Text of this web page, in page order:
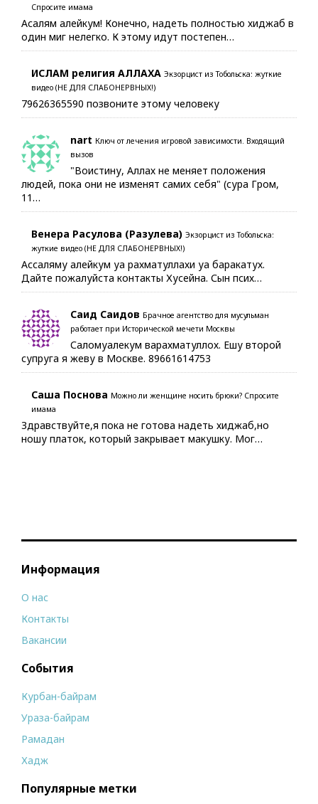
Спросите имама
Асалям алейкум! Конечно, надеть полностью хиджаб в
один миг нелегко. К этому идут постепен…
ИСЛАМ религия АЛЛАХА Экзорцист из Тобольска: жуткие
видео (НЕ ДЛЯ СЛАБОНЕРВНЫХ!)
79626365590 позвоните этому человеку
nart Ключ от лечения игровой зависимости. Входящий
вызов
"Воистину, Аллах не меняет положения
людей, пока они не изменят самих себя" (сура Гром,
11…
Венера Расулова (Разулева) Экзорцист из Тобольска:
жуткие видео (НЕ ДЛЯ СЛАБОНЕРВНЫХ!)
Ассаляму алейкум уа рахматуллахи уа баракатух.
Дайте пожалуйста контакты Хусейна. Сын псих…
Саид Саидов Брачное агентство для мусульман
работает при Исторической мечети Москвы
Саломуалекум варахматуллох. Ешу второй
супруга я жеву в Москве. 89661614753
Саша Поснова Можно ли женщине носить брюки? Спросите
имама
Здравствуйте,я пока не готова надеть хиджаб,но
ношу платок, который закрывает макушку. Мог…
Информация
О нас
Контакты
Вакансии
События
Курбан-байрам
Ураза-байрам
Рамадан
Хадж
Популярные метки